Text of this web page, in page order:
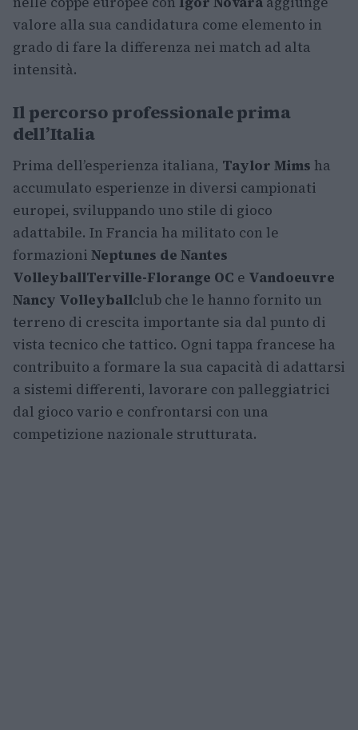
valore alla sua candidatura come elemento in
grado di fare la differenza nei match ad alta
intensità.
Il percorso professionale prima
dell’Italia
Prima dell’esperienza italiana, Taylor Mims ha
accumulato esperienze in diversi campionati
europei, sviluppando uno stile di gioco
adattabile. In Francia ha militato con le
formazioni Neptunes de Nantes
VolleyballTerville-Florange OC e Vandoeuvre
Nancy Volleyballclub che le hanno fornito un
terreno di crescita importante sia dal punto di
vista tecnico che tattico. Ogni tappa francese ha
contribuito a formare la sua capacità di adattarsi
a sistemi differenti, lavorare con palleggiatrici
dal gioco vario e confrontarsi con una
competizione nazionale strutturata.